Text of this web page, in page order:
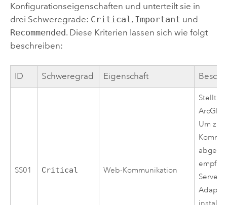
Konfigurationseigenschaften und unterteilt sie in
drei Schweregrade: Critical , Important und
Recommended. Diese Kriterien lassen sich wie folgt
beschreiben:
ID Schweregrad Eigenschaft
SS01 Critical Web-Kommunikation
Stellt
Um zu
Server